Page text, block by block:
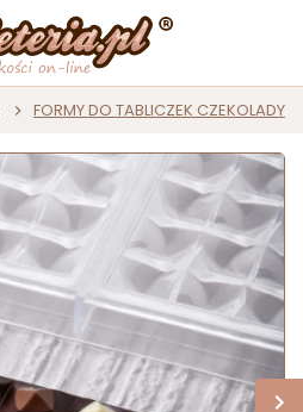
FORMY DO TABLICZEK CZEKOLADY